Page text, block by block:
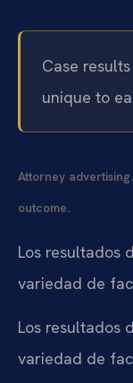
Case
unique to
Attorney
outcome.
Los resultados
variedad de
Los resultados
variedad de